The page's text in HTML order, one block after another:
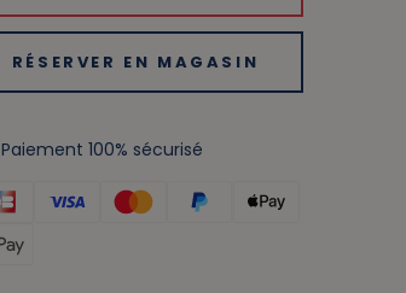
RÉSERVER EN MAGASIN
Paiement 100% sécurisé